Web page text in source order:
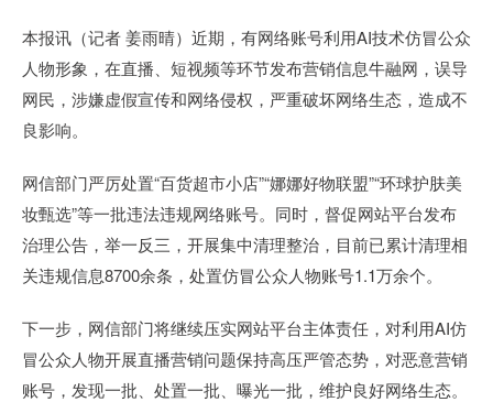
本报讯（记者 姜雨晴）近期，有网络账号利用AI技术仿冒公众
人物形象，在直播、短视频等环节发布营销信息牛融网，误导
网民，涉嫌虚假宣传和网络侵权，严重破坏网络生态，造成不
良影响。
网信部门严厉处置“百货超市小店”“娜娜好物联盟”“环球护肤美
妆甄选”等一批违法违规网络账号。同时，督促网站平台发布
治理公告，举一反三，开展集中清理整治，目前已累计清理相
关违规信息8700余条，处置仿冒公众人物账号1.1万余个。
下一步，网信部门将继续压实网站平台主体责任，对利用AI仿
冒公众人物开展直播营销问题保持高压严管态势，对恶意营销
账号，发现一批、处置一批、曝光一批，维护良好网络生态。